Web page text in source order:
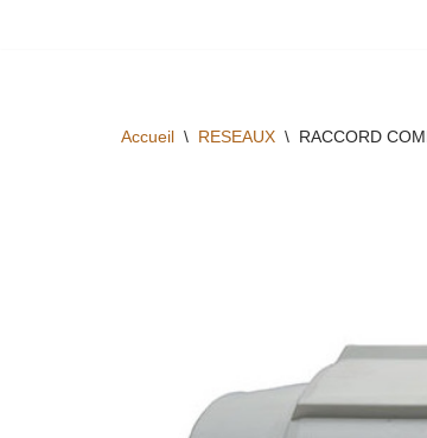
Accueil \ RESEAUX \ RACCORD